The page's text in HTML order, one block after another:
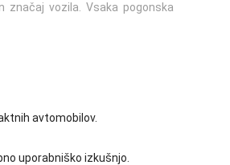
značaj vozila. Vsaka pogonska
avtomobilov.
uporabniško izkušnjo.